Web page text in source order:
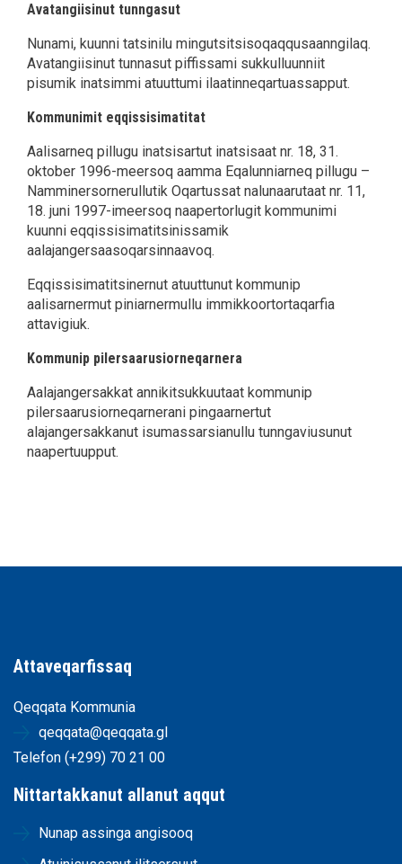
Avatangiisinut tunngasut
Nunami, kuunni tatsinilu mingutsitsisoqaqqusaanngilaq.
Avatangiisinut tunnasut piffissami sukkulluunniit
pisumik inatsimmi atuuttumi ilaatinneqartuassapput.
Kommunimit eqqissisimatitat
Aalisarneq pillugu inatsisartut inatsisaat nr. 18, 31.
oktober 1996-meersoq aamma Eqalunniarneq pillugu –
Namminersornerullutik Oqartussat nalunaarutaat nr. 11,
18. juni 1997-imeersoq naapertorlugit kommunimi
kuunni eqqissisimatitsinissamik
aalajangersaasoqarsinnaavoq.
Eqqissisimatitsinernut atuuttunut kommunip
aalisarnermut piniarnermullu immikkoortortaqarfia
attavigiuk.
Kommunip pilersaarusiorneqarnera
Aalajangersakkat annikitsukkuutaat kommunip
pilersaarusiorneqarnerani pingaarnertut
alajangersakkanut isumassarsianullu tunngaviusunut
naapertuupput.
Attaveqarfissaq
Qeqqata Kommunia
qeqqata@qeqqata.gl
Telefon (+299) 70 21 00
Nittartakkanut allanut aqqut
Nunap assinga angisooq